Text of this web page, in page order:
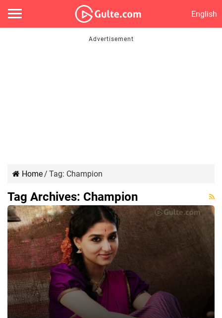
English
Home/ Tag: Champion
Tag Archives: Champion